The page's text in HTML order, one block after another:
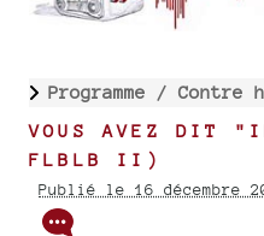
Programme / Contre
VOUS AVEZ DIT
FLBLB II)
Publié le 16 décembre